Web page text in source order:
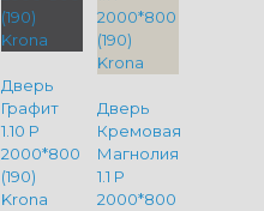
Дверь
Графит
1.10 P
2000*800
(190)
Krona
Дверь
Кремовая
Магнолия
1.1 P
2000*800